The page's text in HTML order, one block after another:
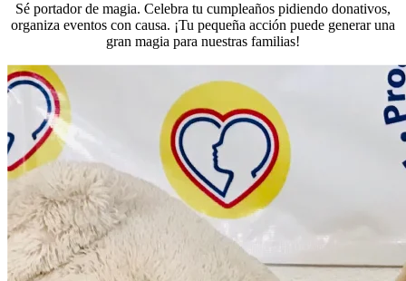
Sé portador de magia. Celebra tu cumpleaños pidiendo donativos,
organiza eventos con causa. ¡Tu pequeña acción puede generar una
gran magia para nuestras familias!